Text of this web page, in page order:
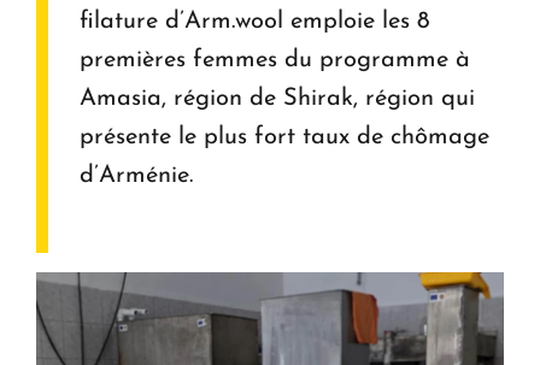
filature d’Arm.wool emploie les 8
premières femmes du programme à
Amasia, région de Shirak, région qui
présente le plus fort taux de chômage
d’Arménie.